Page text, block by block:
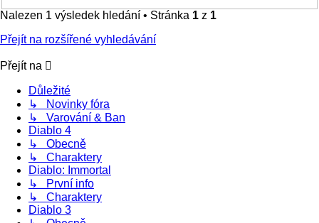
Nalezen 1 výsledek hledání • Stránka 1 z 1
Přejít na rozšířené vyhledávání
Přejít na
Důležité
↳ Novinky fóra
↳ Varování & Ban
Diablo 4
↳ Obecně
↳ Charaktery
Diablo: Immortal
↳ První info
↳ Charaktery
Diablo 3